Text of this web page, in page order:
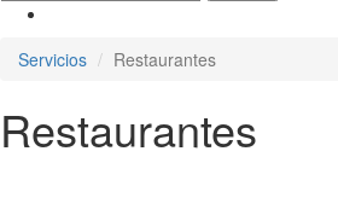
Servicios Restaurantes
Restaurantes